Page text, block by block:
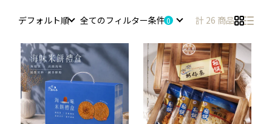
デフォルト順 全てのフィルター条件 計 26 商品